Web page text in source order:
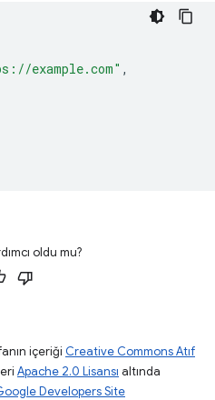
example.com" ,
oldu mu?
içeriği Creative Commons Atıf
Apache 2.0 Lisansı altında
Developers Site